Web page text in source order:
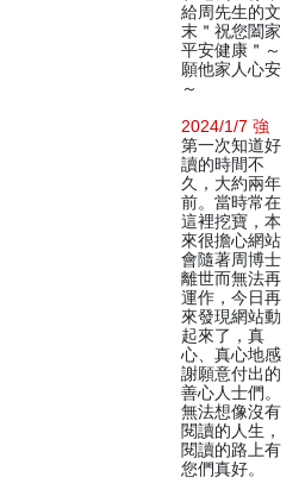
給周先生的文
末＂祝您闔家
平安健康＂～
願他家人心安
～
2024/1/7 強
第一次知道好
讀的時間不
久，大約兩年
前。當時常在
這裡挖寶，本
來很擔心網站
會隨著周博士
離世而無法再
運作，今日再
來發現網站動
起來了，真
心、真心地感
謝願意付出的
善心人士們。
無法想像沒有
閱讀的人生，
閱讀的路上有
您們真好。